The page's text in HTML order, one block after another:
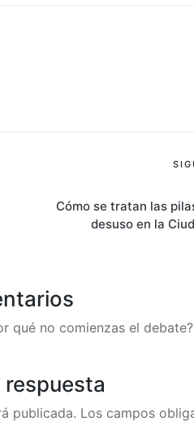
Cómo se tratan las
desuso en la
qué no comienzas el debate?
respuesta
publicada. Los campos